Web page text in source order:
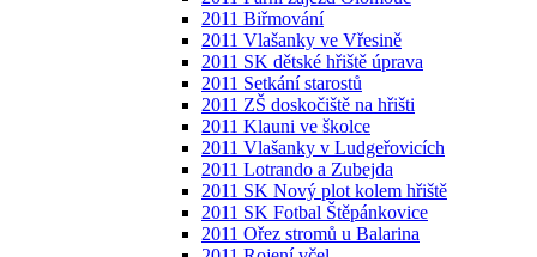
2011 Biřmování
2011 Vlašanky ve Vřesině
2011 SK dětské hřiště úprava
2011 Setkání starostů
2011 ZŠ doskočiště na hřišti
2011 Klauni ve školce
2011 Vlašanky v Ludgeřovicích
2011 Lotrando a Zubejda
2011 SK Nový plot kolem hřiště
2011 SK Fotbal Štěpánkovice
2011 Ořez stromů u Balarina